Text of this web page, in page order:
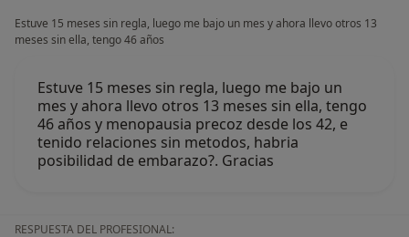
Estuve 15 meses sin regla, luego me bajo un mes y ahora llevo otros 13
meses sin ella, tengo 46 años
Estuve 15 meses sin regla, luego me bajo un
mes y ahora llevo otros 13 meses sin ella, tengo
46 años y menopausia precoz desde los 42, e
tenido relaciones sin metodos, habria
posibilidad de embarazo?. Gracias
RESPUESTA DEL PROFESIONAL: